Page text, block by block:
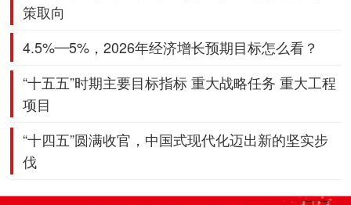
策取向
4.5%—5%，2026年经济增长预期目标怎么看？
“十五五”时期主要目标指标 重大战略任务 重大工程
项目
“十四五”圆满收官，中国式现代化迈出新的坚实步
伐